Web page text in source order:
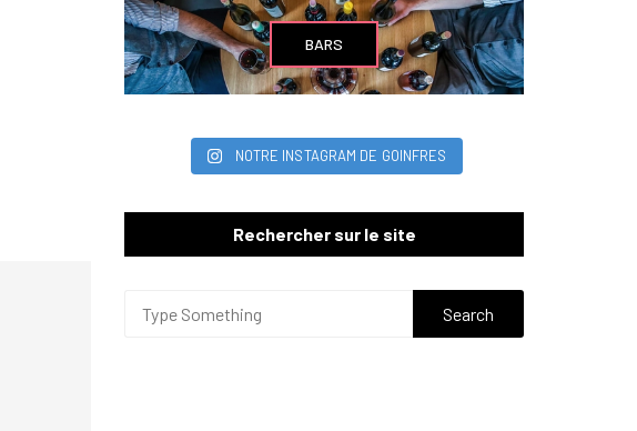
BARS
NOTRE INSTAGRAM DE GOINFRES
Rechercher sur le site